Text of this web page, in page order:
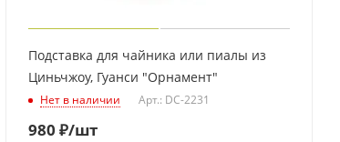
Подставка для чайника или пиалы из
Циньчжоу, Гуанси "Орнамент"
Нет в наличии Арт.: DC-2231
980 ₽/шт